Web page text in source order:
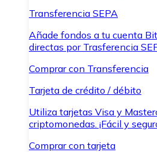
Transferencia SEPA
Añade fondos a tu cuenta
directas por Trasferencia
Comprar con Transferencia
Tarjeta de crédito / débito
Utiliza tarjetas Visa y
criptomonedas. ¡Fácil y
Comprar con tarjeta